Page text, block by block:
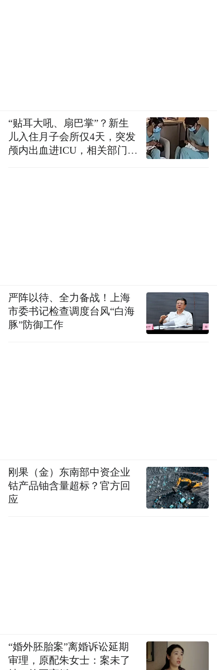
“贴耳大吼、扇巴掌”？新生
儿入住月子会所仅4天，突发
颅内出血进ICU，相关部门已
严阵以待、全力备战！上海
市委书记检查调度台风“白海
豚”防御工作
刚果（金）东南部中资企业
钴产品铀含量超标？官方回
应
“婚外胚胎案”离婚诉讼延期
审理，原配朱女士：案未了